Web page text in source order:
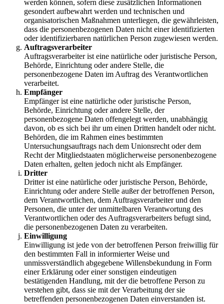
werden können, sofern diese zusätzlichen Informationen
gesondert aufbewahrt werden und technischen und
organisatorischen Maßnahmen unterliegen, die gewährleisten,
dass die personenbezogenen Daten nicht einer identifizierten
oder identifizierbaren natürlichen Person zugewiesen werden.
Auftragsverarbeiter
Auftragsverarbeiter ist eine natürliche oder juristische Person,
Behörde, Einrichtung oder andere Stelle, die
personenbezogene Daten im Auftrag des Verantwortlichen
verarbeitet.
Empfänger
Empfänger ist eine natürliche oder juristische Person,
Behörde, Einrichtung oder andere Stelle, der
personenbezogene Daten offengelegt werden, unabhängig
davon, ob es sich bei ihr um einen Dritten handelt oder nicht.
Behörden, die im Rahmen eines bestimmten
Untersuchungsauftrags nach dem Unionsrecht oder dem
Recht der Mitgliedstaaten möglicherweise personenbezogene
Daten erhalten, gelten jedoch nicht als Empfänger.
Dritter
Dritter ist eine natürliche oder juristische Person, Behörde,
Einrichtung oder andere Stelle außer der betroffenen Person,
dem Verantwortlichen, dem Auftragsverarbeiter und den
Personen, die unter der unmittelbaren Verantwortung des
Verantwortlichen oder des Auftragsverarbeiters befugt sind,
die personenbezogenen Daten zu verarbeiten.
Einwilligung
Einwilligung ist jede von der betroffenen Person freiwillig für
den bestimmten Fall in informierter Weise und
unmissverständlich abgegebene Willensbekundung in Form
einer Erklärung oder einer sonstigen eindeutigen
bestätigenden Handlung, mit der die betroffene Person zu
verstehen gibt, dass sie mit der Verarbeitung der sie
betreffenden personenbezogenen Daten einverstanden ist.